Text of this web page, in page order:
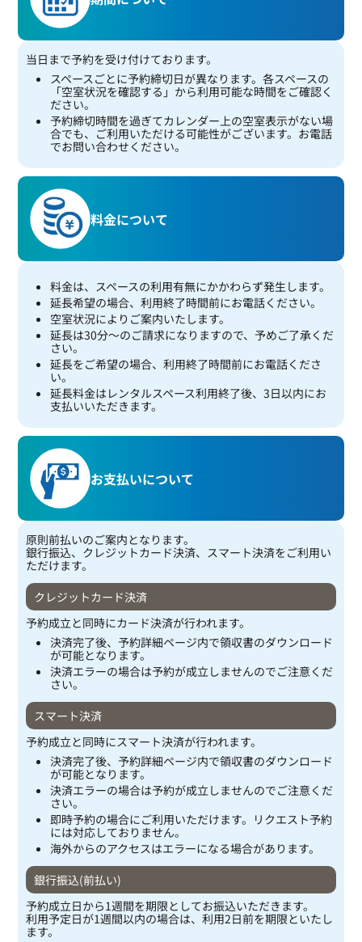
当日まで予約を受け付けております。
スペースごとに予約締切日が異なります。各スペースの
「空室状況を確認する」から利用可能な時間をご確認く
ださい。
予約締切時間を過ぎてカレンダー上の空室表示がない場
合でも、ご利用いただける可能性がございます。お電話
でお問い合わせください。
料金について
料金は、スペースの利用有無にかかわらず発生します。
延長希望の場合、利用終了時間前にお電話ください。
空室状況によりご案内いたします。
延長は30分～のご請求になりますので、予めご了承くだ
さい。
延長をご希望の場合、利用終了時間前にお電話くださ
い。
延長料金はレンタルスペース利用終了後、3日以内にお
支払いいただきます。
お支払いについて
原則前払いのご案内となります。
銀行振込、クレジットカード決済、スマート決済をご利用い
ただけます。
クレジットカード決済
予約成立と同時にカード決済が行われます。
決済完了後、予約詳細ページ内で領収書のダウンロード
が可能となります。
決済エラーの場合は予約が成立しませんのでご注意くだ
さい。
スマート決済
予約成立と同時にスマート決済が行われます。
決済完了後、予約詳細ページ内で領収書のダウンロード
が可能となります。
決済エラーの場合は予約が成立しませんのでご注意くだ
さい。
即時予約の場合にご利用いただけます。リクエスト予約
には対応しておりません。
海外からのアクセスはエラーになる場合があります。
銀行振込(前払い)
予約成立日から1週間を期限としてお振込いただきます。
利用予定日が1週間以内の場合は、利用2日前を期限といたし
ます。